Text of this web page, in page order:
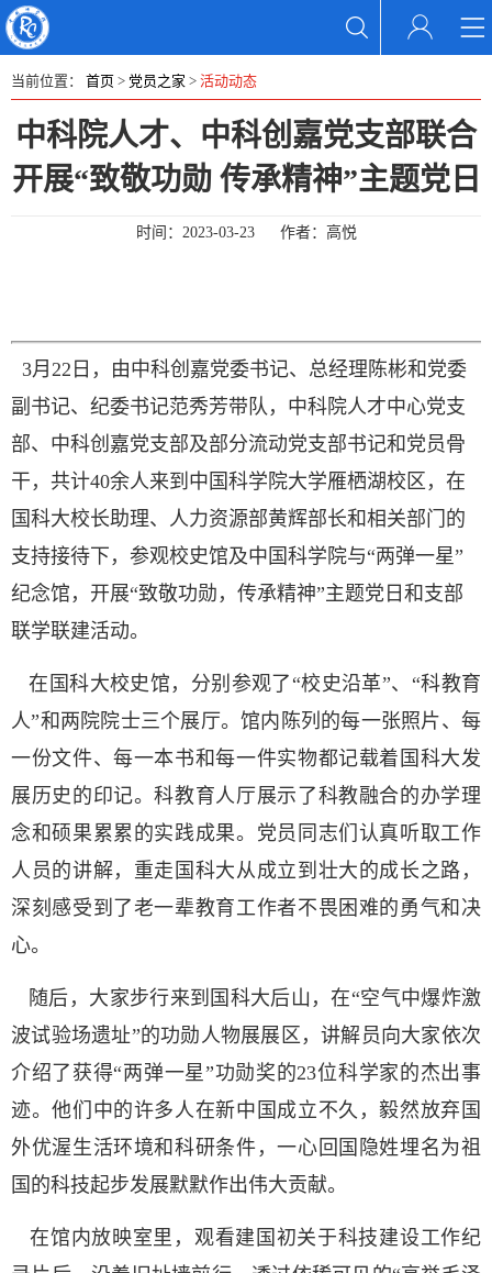
当前位置： 首页 > 党员之家 > 活动动态
中科院人才、中科创嘉党支部联合
开展“致敬功勋 传承精神”主题党日
时间： 2023-03-23 作者： 高悦
3月22日，由中科创嘉党委书记、总经理陈彬和党委
副书记、纪委书记范秀芳带队，中科院人才中心党支
部、中科创嘉党支部及部分流动党支部书记和党员骨
干，共计40余人来到中国科学院大学雁栖湖校区，在
国科大校长助理、人力资源部黄辉部长和相关部门的
支持接待下，参观校史馆及中国科学院与“两弹一星”
纪念馆，开展“致敬功勋，传承精神”主题党日和支部
联学联建活动。
在国科大校史馆，分别参观了“校史沿革”、“科教育
人”和两院院士三个展厅。馆内陈列的每一张照片、每
一份文件、每一本书和每一件实物都记载着国科大发
展历史的印记。科教育人厅展示了科教融合的办学理
念和硕果累累的实践成果。党员同志们认真听取工作
人员的讲解，重走国科大从成立到壮大的成长之路，
深刻感受到了老一辈教育工作者不畏困难的勇气和决
心。
随后，大家步行来到国科大后山，在“空气中爆炸激
波试验场遗址”的功勋人物展展区，讲解员向大家依次
介绍了获得“两弹一星”功勋奖的23位科学家的杰出事
迹。他们中的许多人在新中国成立不久，毅然放弃国
外优渥生活环境和科研条件，一心回国隐姓埋名为祖
国的科技起步发展默默作出伟大贡献。
在馆内放映室里，观看建国初关于科技建设工作纪